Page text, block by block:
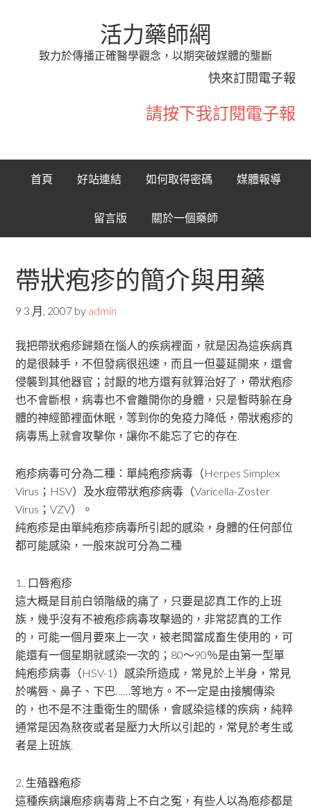
活力藥師網
致力於傳播正確醫學觀念，以期突破媒體的壟斷
快來訂閱電子報
請按下我訂閱電子報
首頁 好站連結 如何取得密碼 媒體報導
留言版 關於一個藥師
帶狀疱疹的簡介與用藥
9 3 月, 2007 by admin
我把帶狀疱疹歸類在惱人的疾病裡面，就是因為這疾病真
的是很棘手，不但發病很迅速，而且一但蔓延開來，還會
侵襲到其他器官；討厭的地方還有就算治好了，帶狀疱疹
也不會斷根，病毒也不會離開你的身體，只是暫時躲在身
體的神經節裡面休眠，等到你的免疫力降低，帶狀疱疹的
病毒馬上就會攻擊你，讓你不能忘了它的存在.
疱疹病毒可分為二種：單純疱疹病毒（Herpes Simplex
Virus；HSV）及水痘帶狀疱疹病毒（Varicella-Zoster
Virus；VZV）。
純疱疹是由單純疱疹病毒所引起的感染，身體的任何部位
都可能感染，一般來說可分為二種
1.. 口唇疱疹
這大概是目前白領階級的痛了，只要是認真工作的上班
族，幾乎沒有不被疱疹病毒攻擊過的，非常認真的工作
的，可能一個月要來上一次，被老闆當成畜生使用的，可
能還有一個星期就感染一次的；80～90％是由第一型單
純疱疹病毒（HSV-1）感染所造成，常見於上半身，常見
於嘴唇、鼻子、下巴……等地方。不一定是由接觸傳染
的，也不是不注重衛生的關係，會感染這樣的疾病，純粹
通常是因為熬夜或者是壓力大所以引起的，常見於考生或
者是上班族.
2. 生殖器疱疹
這種疾病讓庖疹病毒背上不白之冤，有些人以為庖疹都是